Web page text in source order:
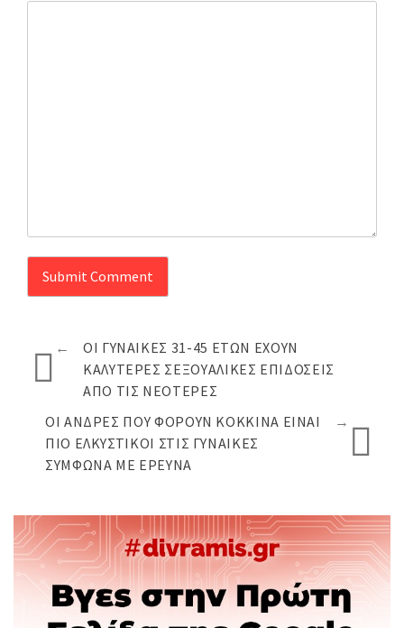
←
ΟΙ ΓΥΝΑΊΚΕΣ 31-45 ΕΤΏΝ ΈΧΟΥΝ
ΚΑΛΎΤΕΡΕΣ ΣΕΞΟΥΑΛΙΚΈΣ ΕΠΙΔΌΣΕΙΣ
ΑΠΌ ΤΙΣ ΝΕΌΤΕΡΕΣ
ΟΙ ΆΝΔΡΕΣ ΠΟΥ ΦΟΡΟΎΝ ΚΌΚΚΙΝΑ ΕΊΝΑΙ
ΠΙΟ ΕΛΚΥΣΤΙΚΟΊ ΣΤΙΣ ΓΥΝΑΊΚΕΣ
ΣΎΜΦΩΝΑ ΜΕ ΈΡΕΥΝΑ
→